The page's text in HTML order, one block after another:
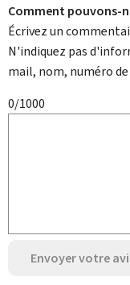
Comment pouvons-
Écrivez un
N'indiquez pas
mail, nom, numéro
0/1000
Envoyer votre